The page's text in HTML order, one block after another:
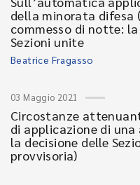
della minorata difesa
commesso di notte:
Sezioni unite
Beatrice Fragasso
03 Maggio 2021
Circostanze
di applicazione di
la decisione delle
provvisoria)